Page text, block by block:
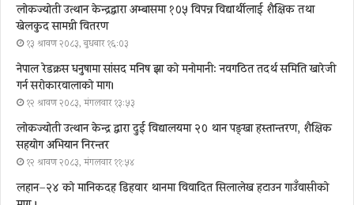
लोकज्योती उत्थान केन्द्रद्वारा अम्बासमा १०५ विपन्न विद्यार्थीलाई शैक्षिक तथा
खेलकुद सामग्री वितरण
१३ श्रावण २०८३, बुधबार १६:०३
नेपाल रेडक्रस धनुषामा सांसद मनिष झा को मनोमानी: नवगठित तदर्थ समिति खारेजी
गर्न सरोकारवालाको माग।
१२ श्रावण २०८३, मंगलवार १३:५३
लोकज्योती उत्थान केन्द्र द्वारा दुई विद्यालयमा २० थान पङ्खा हस्तान्तरण, शैक्षिक
सहयोग अभियान निरन्तर
१२ श्रावण २०८३, मंगलवार ११:५४
लहान–२४ को मानिकदह डिहवार थानमा विवादित सिलालेख हटाउन गाउँवासीको